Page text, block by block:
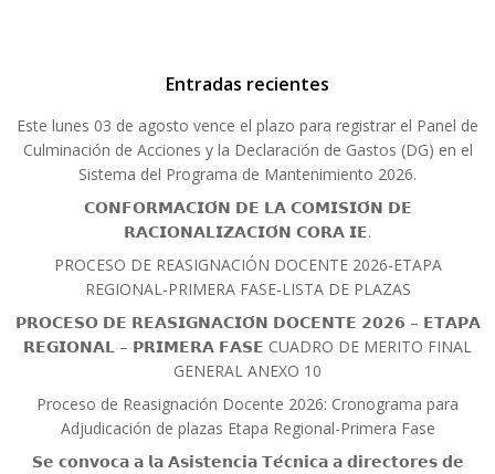
Entradas recientes
Este lunes 03 de agosto vence el plazo para registrar el Panel de
Culminación de Acciones y la Declaración de Gastos (DG) en el
Sistema del Programa de Mantenimiento 2026.
𝗖𝗢𝗡𝗙𝗢𝗥𝗠𝗔𝗖𝗜𝗢́𝗡 𝗗𝗘 𝗟𝗔 𝗖𝗢𝗠𝗜𝗦𝗜𝗢́𝗡 𝗗𝗘
𝗥𝗔𝗖𝗜𝗢𝗡𝗔𝗟𝗜𝗭𝗔𝗖𝗜𝗢́𝗡 𝗖𝗢𝗥𝗔 𝗜𝗘.
PROCESO DE REASIGNACIÓN DOCENTE 2026-ETAPA
REGIONAL-PRIMERA FASE-LISTA DE PLAZAS
𝗣𝗥𝗢𝗖𝗘𝗦𝗢 𝗗𝗘 𝗥𝗘𝗔𝗦𝗜𝗚𝗡𝗔𝗖𝗜𝗢́𝗡 𝗗𝗢𝗖𝗘𝗡𝗧𝗘 𝟮𝟬𝟮𝟲 – 𝗘𝗧𝗔𝗣𝗔
𝗥𝗘𝗚𝗜𝗢𝗡𝗔𝗟 – 𝗣𝗥𝗜𝗠𝗘𝗥𝗔 𝗙𝗔𝗦𝗘 CUADRO DE MERITO FINAL
GENERAL ANEXO 10
Proceso de Reasignación Docente 2026: Cronograma para
Adjudicación de plazas Etapa Regional-Primera Fase
𝗦𝗲 𝗰𝗼𝗻𝘃𝗼𝗰𝗮 𝗮 𝗹𝗮 𝗔𝘀𝗶𝘀𝘁𝗲𝗻𝗰𝗶𝗮 𝗧𝗲́𝗰𝗻𝗶𝗰𝗮 𝗮 𝗱𝗶𝗿𝗲𝗰𝘁𝗼𝗿𝗲𝘀 𝗱𝗲